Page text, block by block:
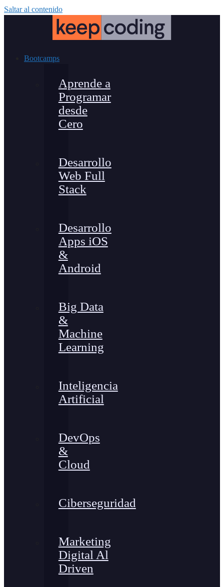
Saltar al contenido
Bootcamps
Aprende a
Programar
desde
Cero
Desarrollo
Web Full
Stack
Desarrollo
Apps iOS
&
Android
Big Data
&
Machine
Learning
Inteligencia
Artificial
DevOps
&
Cloud
Ciberseguridad
Marketing
Digital Al
Driven